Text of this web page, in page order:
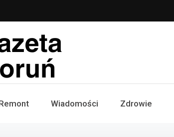
Wiadomości Zdrowie